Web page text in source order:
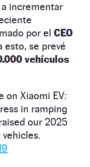
a incrementar
por el CEO
esto, se prevé
vehículos
on Xiaomi EV:
in ramping
our 2025